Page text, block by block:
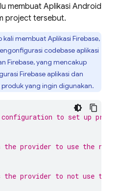
membuat Aplikasi Android
project tersebut.
kali membuat Aplikasi Firebase,
codebase aplikasi
Firebase, yang mencakup
Firebase aplikasi dan
produk yang ingin digunakan.
configuration to set up
the provider to use the
the provider to not use the